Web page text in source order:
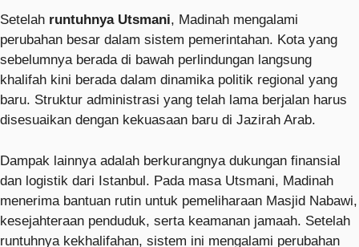
Setelah runtuhnya Utsmani, Madinah mengalami
perubahan besar dalam sistem pemerintahan. Kota yang
sebelumnya berada di bawah perlindungan langsung
khalifah kini berada dalam dinamika politik regional yang
baru. Struktur administrasi yang telah lama berjalan harus
disesuaikan dengan kekuasaan baru di Jazirah Arab.
Dampak lainnya adalah berkurangnya dukungan finansial
dan logistik dari Istanbul. Pada masa Utsmani, Madinah
menerima bantuan rutin untuk pemeliharaan Masjid Nabawi,
kesejahteraan penduduk, serta keamanan jamaah. Setelah
runtuhnya kekhalifahan, sistem ini mengalami perubahan